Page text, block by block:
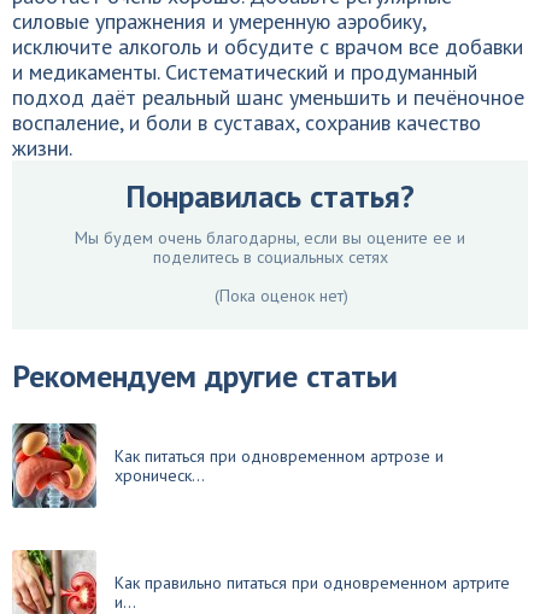
силовые упражнения и умеренную аэробику,
исключите алкоголь и обсудите с врачом все добавки
и медикаменты. Систематический и продуманный
подход даёт реальный шанс уменьшить и печёночное
воспаление, и боли в суставах, сохранив качество
жизни.
Понравилась статья?
Мы будем очень благодарны, если вы оцените ее и
поделитесь в социальных сетях
(Пока оценок нет)
Рекомендуем другие статьи
Как питаться при одновременном артрозе и
хроническ...
Как правильно питаться при одновременном артрите
и...